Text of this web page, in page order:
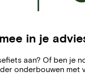
in je
aan? Of ben je
onderbouwen met